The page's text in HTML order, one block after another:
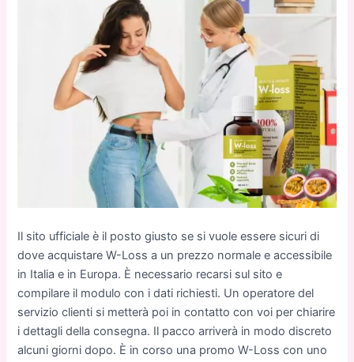
Il sito ufficiale è il posto giusto se si vuole essere sicuri di
dove acquistare W-Loss a un prezzo normale e accessibile
in Italia e in Europa. È necessario recarsi sul sito e
compilare il modulo con i dati richiesti. Un operatore del
servizio clienti si metterà poi in contatto con voi per chiarire
i dettagli della consegna. Il pacco arriverà in modo discreto
alcuni giorni dopo. È in corso una promo W-Loss con uno